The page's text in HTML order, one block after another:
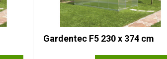
Gardentec F5 230 x 374 cm